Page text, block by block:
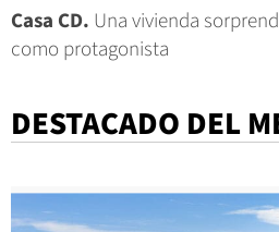
Casa CD. Una vivienda
como protagonista
DESTACADO DEL